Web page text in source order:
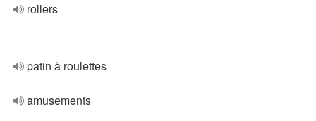
rollers
patin à roulettes
amusements